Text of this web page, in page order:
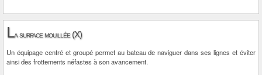
La surface mouillée (X)
Un équipage centré et groupé permet au bateau de naviguer dans ses lignes et éviter
ainsi des frottements néfastes à son avancement.